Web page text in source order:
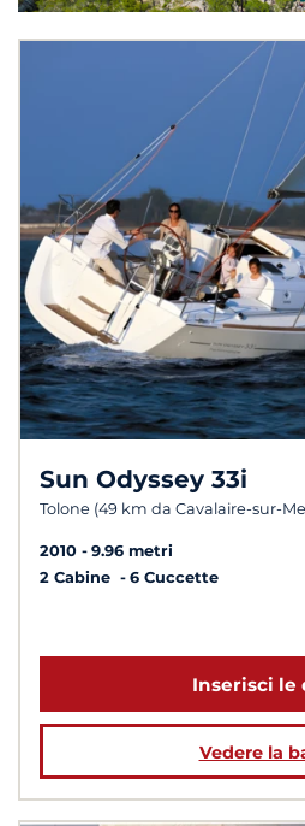
Sun Odyssey 33i
Tolone (49 km da Cavalaire-sur-
2010
9.96 metri
2 Cabine
6 Cuccette
Inserisci le
Vedere la